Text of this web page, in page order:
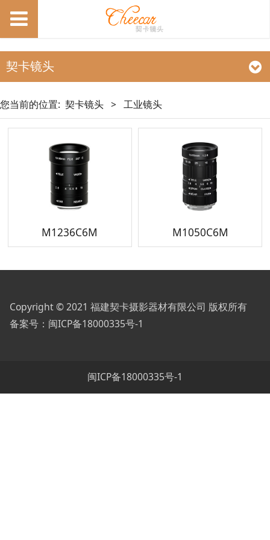
契卡镜头
您当前的位置: 契卡镜头 > 工业镜头
M1236C6M M1050C6M
Copyright © 2021 福建契卡摄影器材有限公司 版权所有
备案号： 闽ICP备18000335号-1
闽ICP备18000335号-1